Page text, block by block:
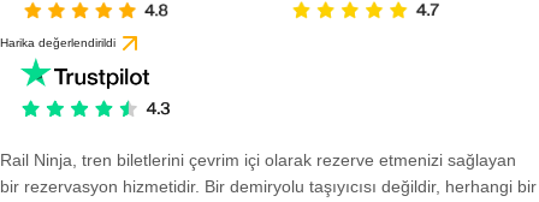
Harika değerlendirildi
Rail Ninja, tren biletlerini çevrim içi olarak rezerve etmenizi sağlayan
bir rezervasyon hizmetidir. Bir demiryolu taşıyıcısı değildir, herhangi bir